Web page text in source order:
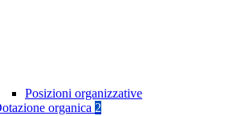
Posizioni organizzative
organica 2